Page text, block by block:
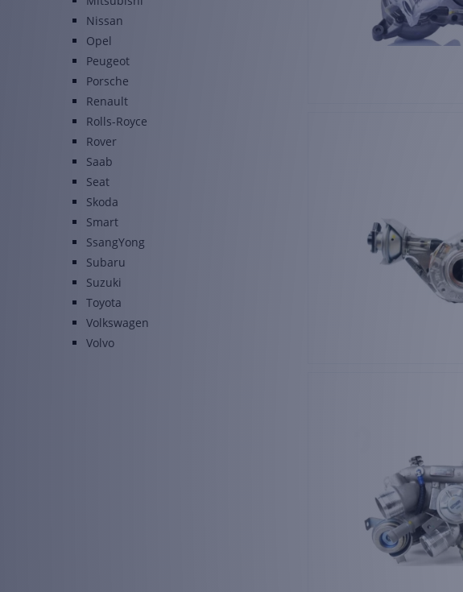
Nissan
Opel
Peugeot
Porsche
Renault
Rolls-Royce
Rover
Saab
Seat
Skoda
Smart
SsangYong
Subaru
Suzuki
Toyota
Volkswagen
Volvo